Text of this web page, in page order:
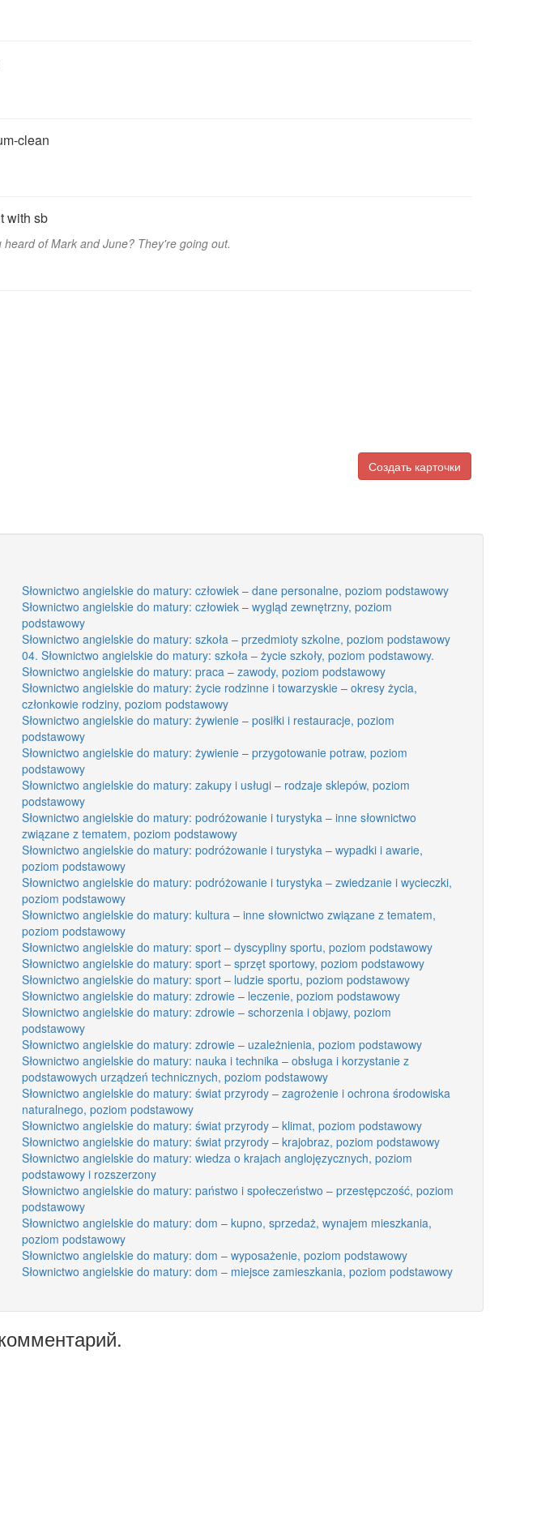
clean
with sb
heard of Mark and June? They're going out.
Создать карточки
Słownictwo angielskie do matury: człowiek – dane personalne, poziom podstawowy
Słownictwo angielskie do matury: człowiek – wygląd zewnętrzny, poziom
podstawowy
Słownictwo angielskie do matury: szkoła – przedmioty szkolne, poziom podstawowy
04. Słownictwo angielskie do matury: szkoła – życie szkoły, poziom podstawowy.
Słownictwo angielskie do matury: praca – zawody, poziom podstawowy
Słownictwo angielskie do matury: życie rodzinne i towarzyskie – okresy życia,
członkowie rodziny, poziom podstawowy
Słownictwo angielskie do matury: żywienie – posiłki i restauracje, poziom
podstawowy
Słownictwo angielskie do matury: żywienie – przygotowanie potraw, poziom
podstawowy
Słownictwo angielskie do matury: zakupy i usługi – rodzaje sklepów, poziom
podstawowy
Słownictwo angielskie do matury: podróżowanie i turystyka – inne słownictwo
związane z tematem, poziom podstawowy
Słownictwo angielskie do matury: podróżowanie i turystyka – wypadki i awarie,
poziom podstawowy
Słownictwo angielskie do matury: podróżowanie i turystyka – zwiedzanie i wycieczki,
poziom podstawowy
Słownictwo angielskie do matury: kultura – inne słownictwo związane z tematem,
poziom podstawowy
Słownictwo angielskie do matury: sport – dyscypliny sportu, poziom podstawowy
Słownictwo angielskie do matury: sport – sprzęt sportowy, poziom podstawowy
Słownictwo angielskie do matury: sport – ludzie sportu, poziom podstawowy
Słownictwo angielskie do matury: zdrowie – leczenie, poziom podstawowy
Słownictwo angielskie do matury: zdrowie – schorzenia i objawy, poziom
podstawowy
Słownictwo angielskie do matury: zdrowie – uzależnienia, poziom podstawowy
Słownictwo angielskie do matury: nauka i technika – obsługa i korzystanie z
podstawowych urządzeń technicznych, poziom podstawowy
Słownictwo angielskie do matury: świat przyrody – zagrożenie i ochrona środowiska
naturalnego, poziom podstawowy
Słownictwo angielskie do matury: świat przyrody – klimat, poziom podstawowy
Słownictwo angielskie do matury: świat przyrody – krajobraz, poziom podstawowy
Słownictwo angielskie do matury: wiedza o krajach anglojęzycznych, poziom
podstawowy i rozszerzony
Słownictwo angielskie do matury: państwo i społeczeństwo – przestępczość, poziom
podstawowy
Słownictwo angielskie do matury: dom – kupno, sprzedaż, wynajem mieszkania,
poziom podstawowy
Słownictwo angielskie do matury: dom – wyposażenie, poziom podstawowy
Słownictwo angielskie do matury: dom – miejsce zamieszkania, poziom podstawowy